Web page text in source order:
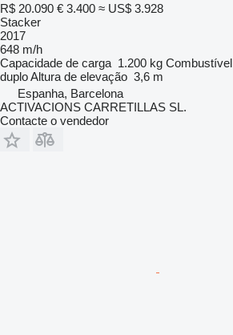
R$ 20.090 € 3.400 ≈ US$ 3.928
Stacker
2017
648 m/h
Capacidade de carga 1.200 kg Combustível
duploAltura de elevação 3,6 m
Espanha, Barcelona
ACTIVACIONS CARRETILLAS SL.
Contacte o vendedor